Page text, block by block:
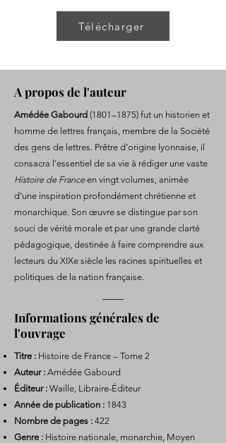
Télécharger
A propos de l'auteur
Amédée Gabourd (1801–1875) fut un historien et
homme de lettres français, membre de la Société
des gens de lettres. Prêtre d’origine lyonnaise, il
consacra l’essentiel de sa vie à rédiger une vaste
Histoire de France en vingt volumes, animée
d’une inspiration profondément chrétienne et
monarchique. Son œuvre se distingue par son
souci de vérité morale et par une grande clarté
pédagogique, destinée à faire comprendre aux
lecteurs du XIXe siècle les racines spirituelles et
politiques de la nation française.
Informations générales de
l'ouvrage
Titre : Histoire de France – Tome 2
Auteur : Amédée Gabourd
Éditeur : Waille, Libraire-Éditeur
Année de publication : 1843
Nombre de pages : 422
Genre : Histoire nationale, monarchie, Moyen